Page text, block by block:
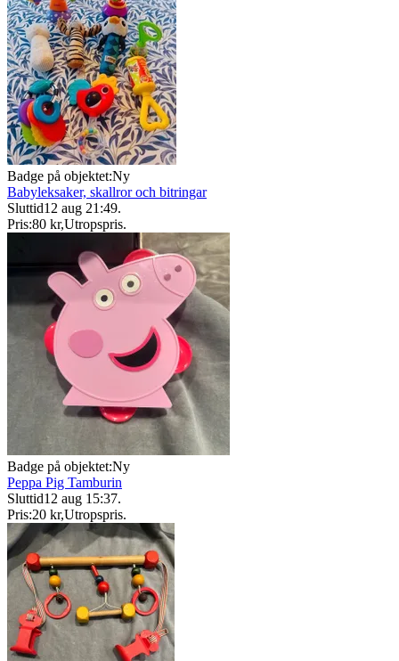
Badge på objektet:Ny
Babyleksaker, skallror och bitringar
Sluttid12 aug 21:49.
Pris:80 kr,Utropspris.
Badge på objektet:Ny
Peppa Pig Tamburin
Sluttid12 aug 15:37.
Pris:20 kr,Utropspris.